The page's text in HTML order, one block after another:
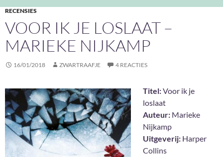
RECENSIES
VOOR IK JE LOSLAAT –
MARIEKE NIJKAMP
16/01/2018 ZWARTRAAFJE 4 REACTIES
Titel:Voor ik je
loslaat
Auteur: Marieke
Nijkamp
Uitgeverij: Harper
Collins